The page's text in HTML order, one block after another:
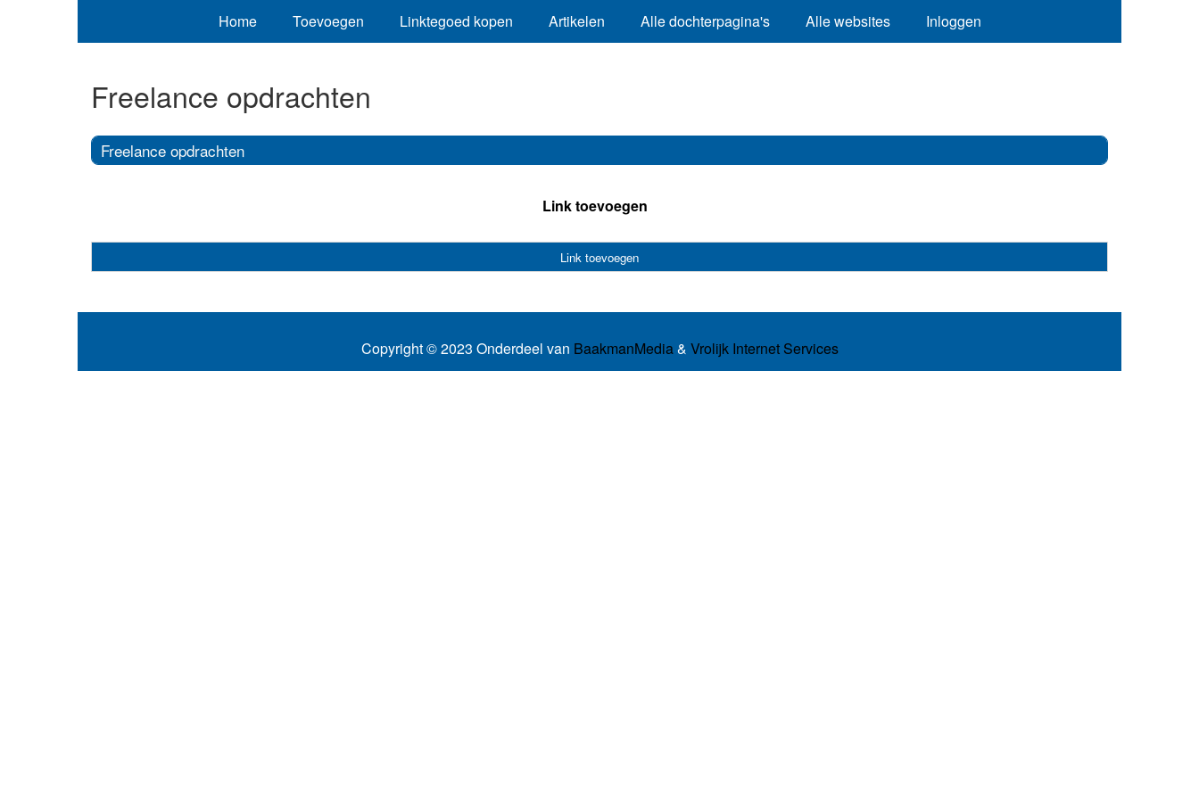
Home Toevoegen Linktegoed kopen Artikelen Alle dochterpagina's Alle websites Inloggen
Freelance opdrachten
Freelance opdrachten
Link toevoegen
Link toevoegen
Copyright © 2023 Onderdeel van BaakmanMedia& Vrolijk Internet Services